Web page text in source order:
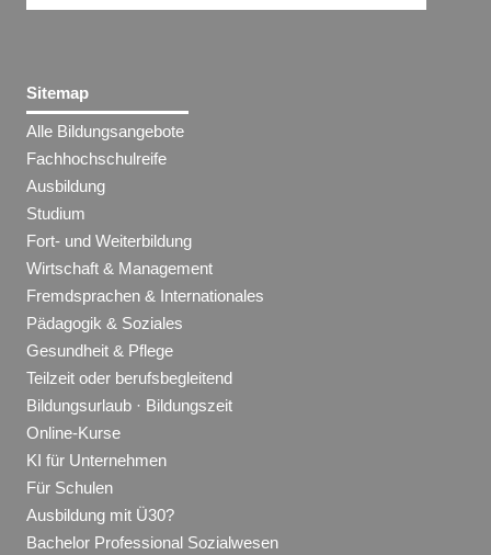
Sitemap
Alle Bildungsangebote
Fachhochschulreife
Ausbildung
Studium
Fort- und Weiterbildung
Wirtschaft & Management
Fremdsprachen & Internationales
Pädagogik & Soziales
Gesundheit & Pflege
Teilzeit oder berufsbegleitend
Bildungsurlaub · Bildungszeit
Online-Kurse
KI für Unternehmen
Für Schulen
Ausbildung mit Ü30?
Bachelor Professional Sozialwesen